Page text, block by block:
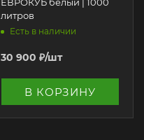
литров
Есть в наличии
30 900 ₽/шт
В КОРЗИНУ